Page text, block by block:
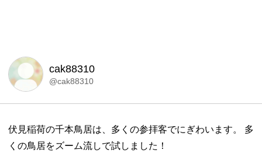
cak88310
@cak88310
伏見稲荷の千本鳥居は、多くの参拝客でにぎわいます。 多
くの鳥居をズーム流しで試しました！